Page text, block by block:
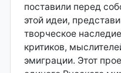
поставили перед
этой идеи,
творческое
критиков,
эмиграции. Этот